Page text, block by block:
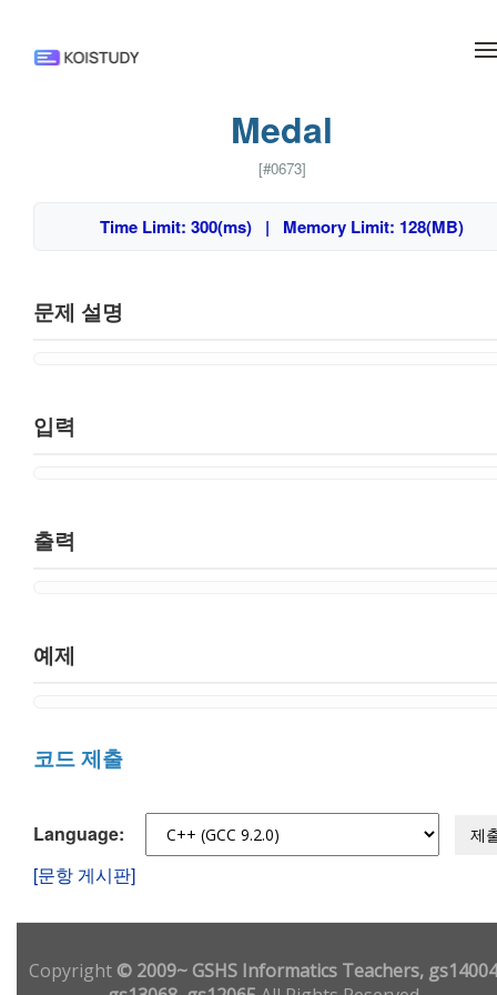
Medal
[#0673]
Time Limit: 300(ms) | Memory Limit: 128(MB)
문제 설명
입력
출력
예제
코드 제출
Language: 제
[문항 게시판]
Copyright© 2009~ GSHS Informatics Teachers,